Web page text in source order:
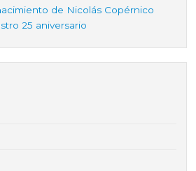
de Nicolás Copérnico
25 aniversario